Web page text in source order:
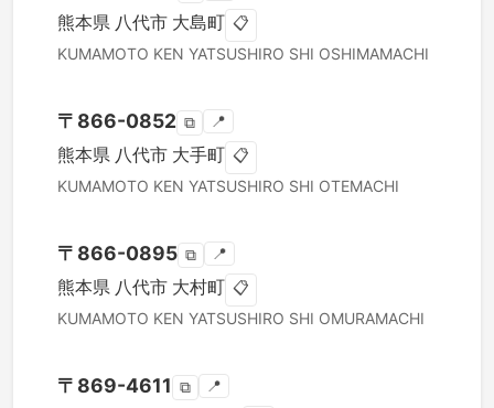
熊本県 八代市 大島町 📋
KUMAMOTO KEN YATSUSHIRO SHI OSHIMAMACHI
〒 866-0852 ⧉ 📍
熊本県 八代市 大手町 📋
KUMAMOTO KEN YATSUSHIRO SHI OTEMACHI
〒 866-0895 ⧉ 📍
熊本県 八代市 大村町 📋
KUMAMOTO KEN YATSUSHIRO SHI OMURAMACHI
〒 869-4611 ⧉ 📍